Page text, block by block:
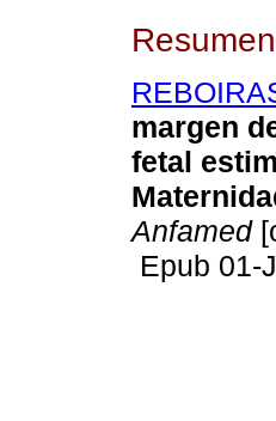
Resumen
margen
fetal
Anfamed
Epub 01-